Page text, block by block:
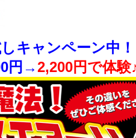
キャンペーン中！
円→2,200円で体験